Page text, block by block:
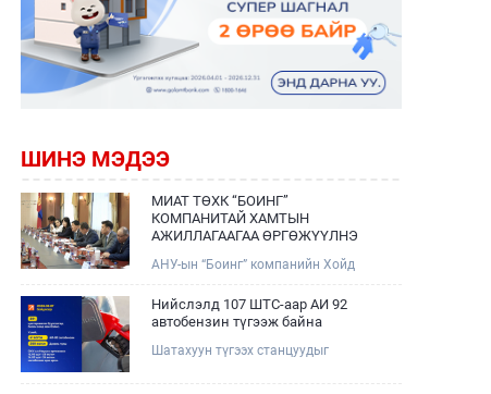
ШИНЭ МЭДЭЭ
МИАТ ТӨХК “БОИНГ”
КОМПАНИТАЙ ХАМТЫН
АЖИЛЛАГААГАА ӨРГӨЖҮҮЛНЭ
АНУ-ын “Боинг” компанийн Хойд
борлуулалт, маркетингийн асуудал
хариуцсан Дэд ерөнхийлөгч Жэф
Эдвардс тэргүүтэй төлөөлөгчдийг
Зам, тээврийн сайд Б.Дэлгэрсайхан
Нийслэлд 107 ШТС-аар АИ 92
автобензин түгээж байна
Шатахуун түгээх станцуудыг